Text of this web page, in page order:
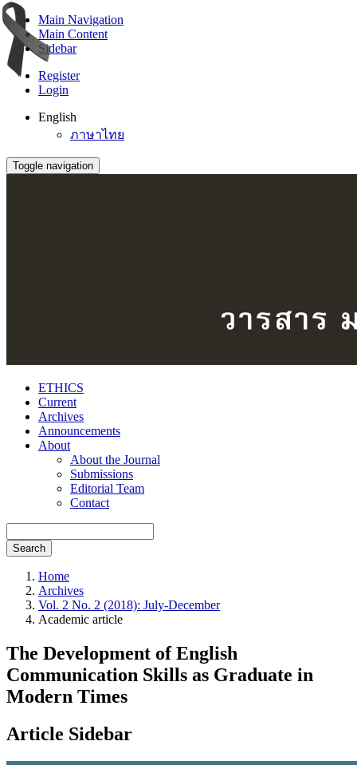
Main Navigation
Main Content
Sidebar
Register
Login
English
ภาษาไทย
Toggle navigation
ETHICS
Current
Archives
Announcements
About
About the Journal
Submissions
Editorial Team
Contact
Search
Home
Archives
Vol. 2 No. 2 (2018): July-December
Academic article
The Development of English
Communication Skills as Graduate in
Modern Times
Article Sidebar